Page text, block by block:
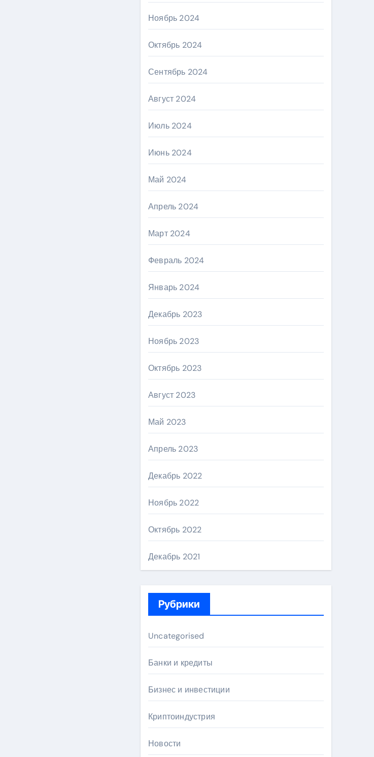
Ноябрь 2024
Октябрь 2024
Сентябрь 2024
Август 2024
Июль 2024
Июнь 2024
Май 2024
Апрель 2024
Март 2024
Февраль 2024
Январь 2024
Декабрь 2023
Ноябрь 2023
Октябрь 2023
Август 2023
Май 2023
Апрель 2023
Декабрь 2022
Ноябрь 2022
Октябрь 2022
Декабрь 2021
Рубрики
Uncategorised
Банки и кредиты
Бизнес и инвестиции
Криптоиндустрия
Новости